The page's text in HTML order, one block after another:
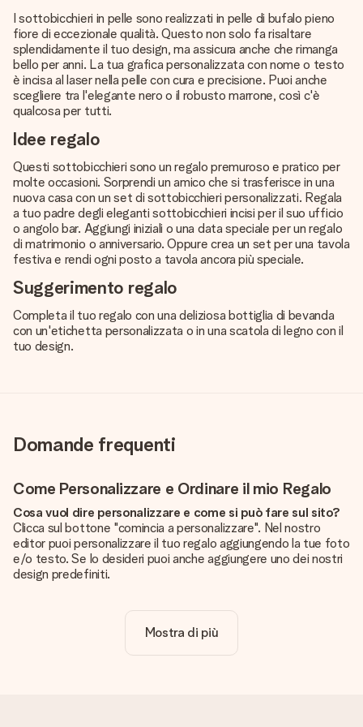
I sottobicchieri in pelle sono realizzati in pelle di bufalo pieno
fiore di eccezionale qualità. Questo non solo fa risaltare
splendidamente il tuo design, ma assicura anche che rimanga
bello per anni. La tua grafica personalizzata con nome o testo
è incisa al laser nella pelle con cura e precisione. Puoi anche
scegliere tra l'elegante nero o il robusto marrone, così c'è
qualcosa per tutti.
Idee regalo
Questi sottobicchieri sono un regalo premuroso e pratico per
molte occasioni. Sorprendi un amico che si trasferisce in una
nuova casa con un set di sottobicchieri personalizzati. Regala
a tuo padre degli eleganti sottobicchieri incisi per il suo ufficio
o angolo bar. Aggiungi iniziali o una data speciale per un regalo
di matrimonio o anniversario. Oppure crea un set per una tavola
festiva e rendi ogni posto a tavola ancora più speciale.
Suggerimento regalo
Completa il tuo regalo con una deliziosa bottiglia di bevanda
con un'etichetta personalizzata o in una scatola di legno con il
tuo design.
Domande frequenti
Come Personalizzare e Ordinare il mio Regalo
Cosa vuol dire personalizzare e come si può fare sul sito?
Clicca sul bottone "comincia a personalizzare". Nel nostro
editor puoi personalizzare il tuo regalo aggiungendo la tue foto
e/o testo. Se lo desideri puoi anche aggiungere uno dei nostri
design predefiniti.
Certo! Il prezzo mostrato include sempre la personalizzazione
Mostra di più